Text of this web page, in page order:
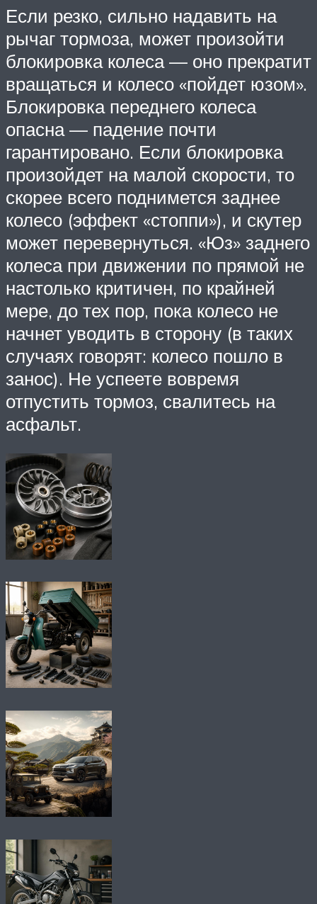
Если резко, сильно надавить на
рычаг тормоза, может произойти
блокировка колеса — оно прекратит
вращаться и колесо «пойдет юзом».
Блокировка переднего колеса
опасна — падение почти
гарантировано. Если блокировка
произойдет на малой скорости, то
скорее всего поднимется заднее
колесо (эффект «стоппи»), и скутер
может перевернуться. «Юз» заднего
колеса при движении по прямой не
настолько критичен, по крайней
мере, до тех пор, пока колесо не
начнет уводить в сторону (в таких
случаях говорят: колесо пошло в
занос). Не успеете вовремя
отпустить тормоз, свалитесь на
асфальт.